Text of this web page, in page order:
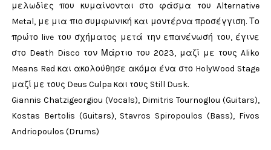
μελωδίες που κυμαίνονται στο φάσμα του Alternative
Metal, με μια πιο συμφωνική και μοντέρνα προσέγγιση. Το
πρώτο live του σχήματος μετά την επανένωσή του, έγινε
στο Death Disco τον Μάρτιο του 2023, μαζί με τους Aliko
Means Red και ακολούθησε ακόμα ένα στο HolyWood Stage
μαζί με τους Deus Culpa και τους Still Dusk.
Giannis Chatzigeorgiou (Vocals), Dimitris Tournoglou (Guitars),
Kostas Bertolis (Guitars), Stavros Spiropoulos (Bass), Fivos
Andriopoulos (Drums)